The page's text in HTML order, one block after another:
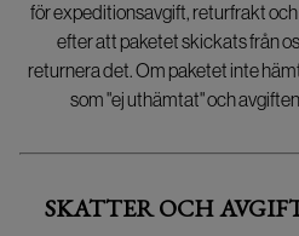
för expeditionsavgift, returfrakt
efter att paketet skickats från
returnera det. Om paketet inte
som "ej uthämtat" och
SKATTER OCH